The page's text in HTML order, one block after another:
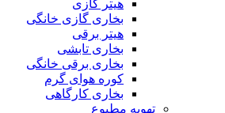
هیتر گازی
بخاری گازی خانگی
هیتر برقی
بخاری تابشی
بخاری برقی خانگی
کوره هوای گرم
بخاری کارگاهی
تهویه مطبوع